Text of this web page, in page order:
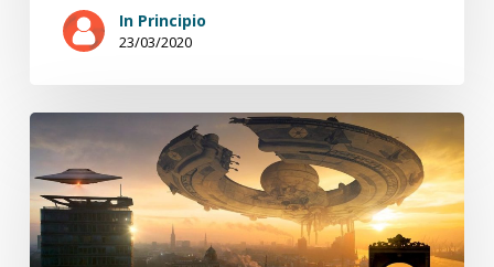
In Principio
23/03/2020
L’Intelligence
artificielle
et
Nous
(2/7)